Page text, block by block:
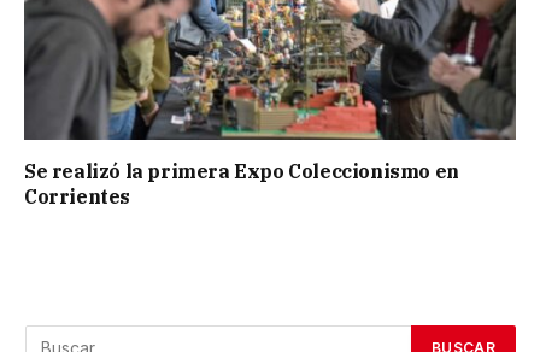
Se realizó la primera Expo Coleccionismo en
Corrientes